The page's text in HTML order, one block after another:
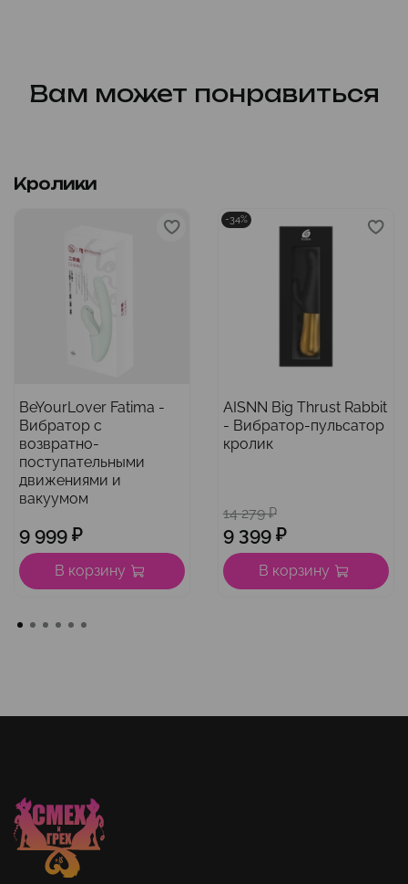
Вам может понравиться
Кролики
BeYourLover Fatima -
Вибратор с
возвратно-
поступательными
движениями и
вакуумом
9 999 ₽
В корзину
-34%
AISNN Big Thrust Rabbit
- Вибратор-пульсатор
кролик
14 279 ₽
9 399 ₽
В корзину